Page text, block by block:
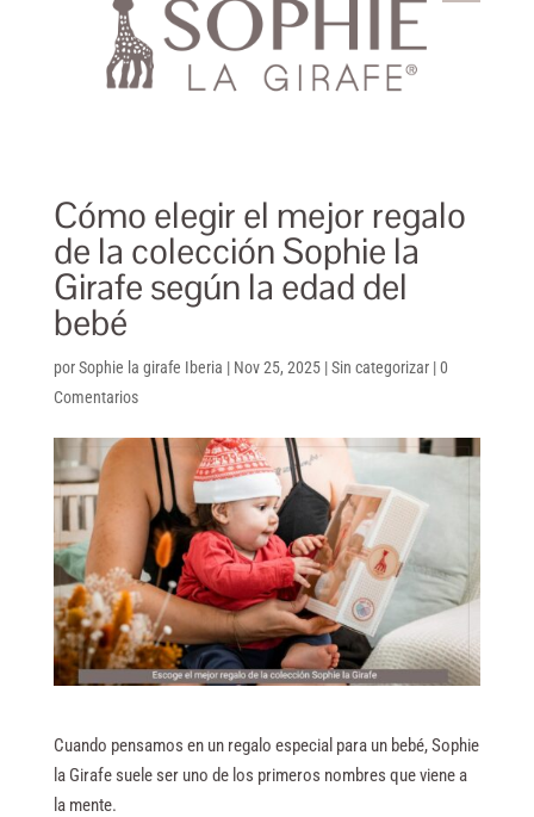
Cómo elegir el mejor regalo
de la colección Sophie la
Girafe según la edad del
bebé
porSophie la girafe Iberia | Nov 25, 2025|Sin categorizar|0
Comentarios
Cuando pensamos en un regalo especial para un bebé, Sophie
la Girafe suele ser uno de los primeros nombres que viene a
la mente.